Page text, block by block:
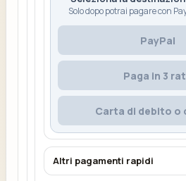
Solo dopo potrai pagare con
PayPal
Paga in 3
Carta di debito o
Altri pagamenti rapidi